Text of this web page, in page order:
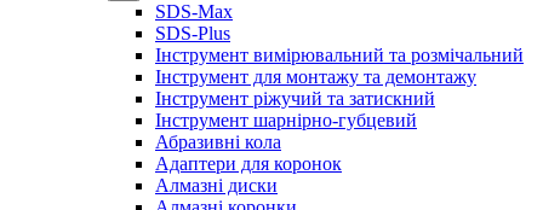
SDS-Max
SDS-Plus
Інструмент вимірювальний та розмічальний
Інструмент для монтажу та демонтажу
Інструмент ріжучий та затискний
Інструмент шарнірно-губцевий
Абразивні кола
Адаптери для коронок
Алмазні диски